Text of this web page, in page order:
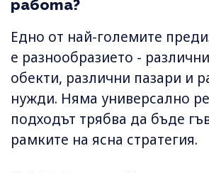
работа?
Едно от най-големите
е разнообразието -
обекти, различни пазари и
нужди. Няма универсално
подходът трябва да бъде
рамките на ясна стратегия.